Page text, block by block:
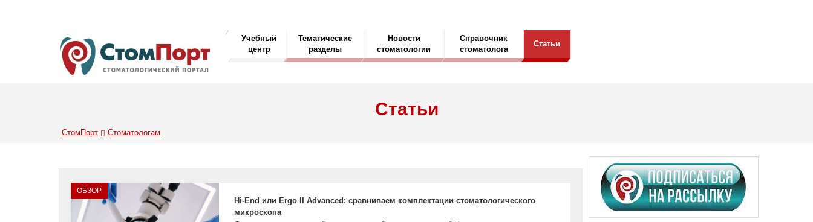
Учебный
центр
Тематические
разделы
Новости
стоматологии
Справочник
стоматолога
Статьи
Статьи
СтомПорт Стоматологам
ОБЗОР
Hi-End или Ergo II Advanced: сравниваем комплектации стоматологического
микроскопа